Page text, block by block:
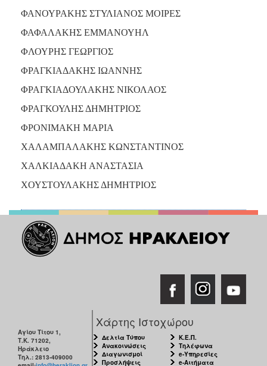
ΦΑΝΟΥΡΑΚΗΣ ΣΤΥΛΙΑΝΟΣ ΜΟΙΡΕΣ
ΦΑΦΑΛΑΚΗΣ ΕΜΜΑΝΟΥΗΛ
ΦΛΟΥΡΗΣ ΓΕΩΡΓΙΟΣ
ΦΡΑΓΚΙΑΔΑΚΗΣ ΙΩΑΝΝΗΣ
ΦΡΑΓΚΙΑΔΟΥΛΑΚΗΣ ΝΙΚΟΛΑΟΣ
ΦΡΑΓΚΟΥΛΗΣ ΔΗΜΗΤΡΙΟΣ
ΦΡΟΝΙΜΑΚΗ ΜΑΡΙΑ
ΧΑΛΑΜΠΑΛΑΚΗΣ ΚΩΝΣΤΑΝΤΙΝΟΣ
ΧΑΛΚΙΑΔΑΚΗ ΑΝΑΣΤΑΣΙΑ
ΧΟΥΣΤΟΥΛΑΚΗΣ ΔΗΜΗΤΡΙΟΣ
Αγίου Τίτου 1,
Τ.Κ. 71202,
Ηράκλειο
Τηλ.: 2813-409000
Χάρτης Ιστοχώρου
Δελτία Τύπου
Ανακοινώσεις
Διαγωνισμοί
Προσλήψεις
Κ.Ε.Π.
Τηλέφωνα
e-Υπηρεσίες
e-Αιτήματα